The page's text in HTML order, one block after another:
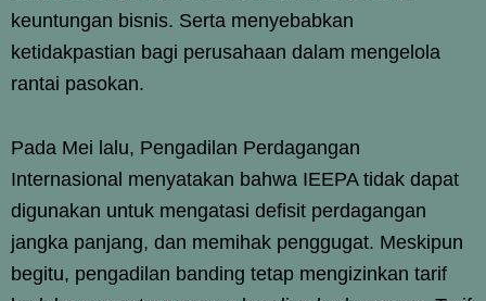
keuntungan bisnis. Serta menyebabkan
ketidakpastian bagi perusahaan dalam mengelola
rantai pasokan.
Pada Mei lalu, Pengadilan Perdagangan
Internasional menyatakan bahwa IEEPA tidak dapat
digunakan untuk mengatasi defisit perdagangan
jangka panjang, dan memihak penggugat. Meskipun
begitu, pengadilan banding tetap mengizinkan tarif